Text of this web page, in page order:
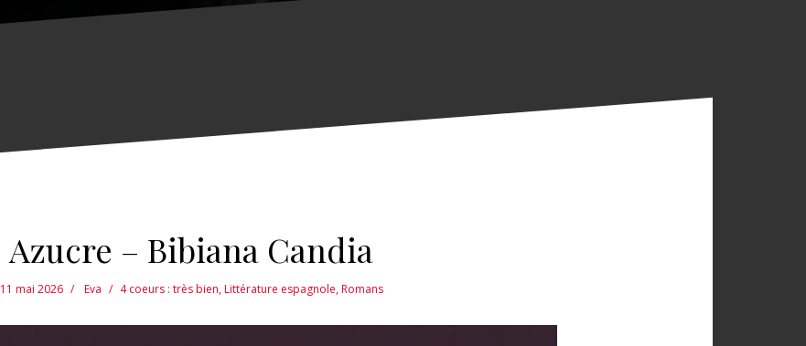
Azucre – Bibiana Candia
11 mai 2026 Eva 4 coeurs : très bien,Littérature espagnole,Romans